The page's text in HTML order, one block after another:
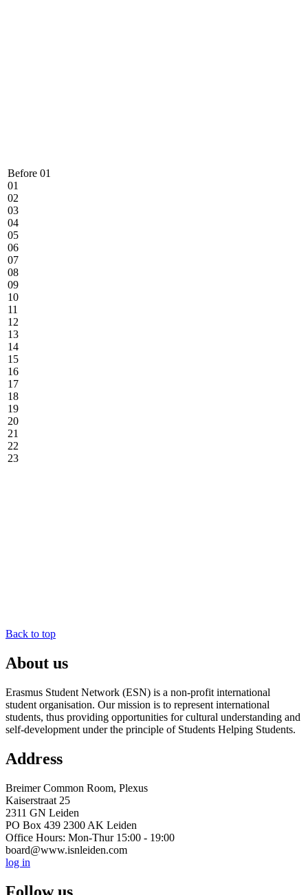
Before 01
01
02
03
04
05
06
07
08
09
10
11
12
13
14
15
16
17
18
19
20
21
22
23
Back to top
About us
Erasmus Student Network (ESN) is a non-profit international
student organisation. Our mission is to represent international
students, thus providing opportunities for cultural understanding and
self-development under the principle of Students Helping Students.
Address
Breimer Common Room, Plexus
Kaiserstraat 25
2311 GN Leiden
PO Box 439 2300 AK Leiden
Office Hours: Mon-Thur 15:00 - 19:00
board@www.isnleiden.com
log in
Follow us